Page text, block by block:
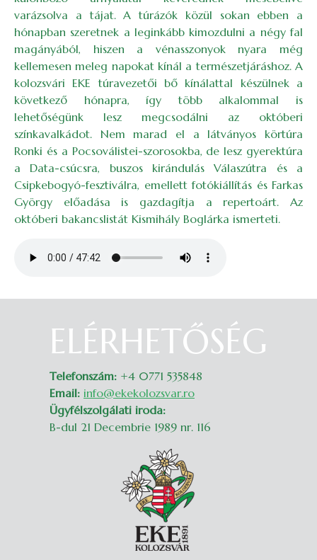
varázsolva a tájat. A túrázók közül sokan ebben a
hónapban szeretnek a leginkább kimozdulni a négy fal
magányából, hiszen a vénasszonyok nyara még
kellemesen meleg napokat kínál a természetjáráshoz. A
kolozsvári EKE túravezetői bő kínálattal készülnek a
következő hónapra, így több alkalommal is
lehetőségünk lesz megcsodálni az októberi
színkavalkádot. Nem marad el a látványos körtúra
Ronki és a Pocsoválistei-szorosokba, de lesz gyerektúra
a Data-csúcsra, buszos kirándulás Válaszútra és a
Csipkebogyó-fesztiválra, emellett fotókiállítás és Farkas
György előadása is gazdagítja a repertoárt. Az
októberi bakancslistát Kismihály Boglárka ismerteti.
ELÉRHETŐSÉG
Telefonszám: +4 0771 535848
Email: info@ekekolozsvar.ro
Ügyfélszolgálati iroda:
B-dul 21 Decembrie 1989 nr. 116